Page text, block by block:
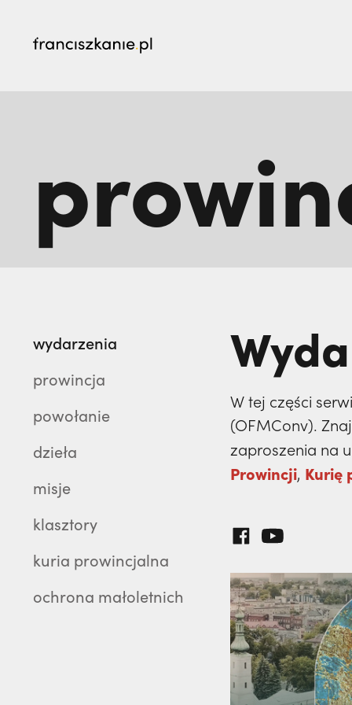
wydarzenia
prowincja
powołanie
dzieła
misje
klasztory
kuria prowincjalna
ochrona małoletnich
W tej części
(OFMConv).
zaproszenia na
Prowincji, Kurię